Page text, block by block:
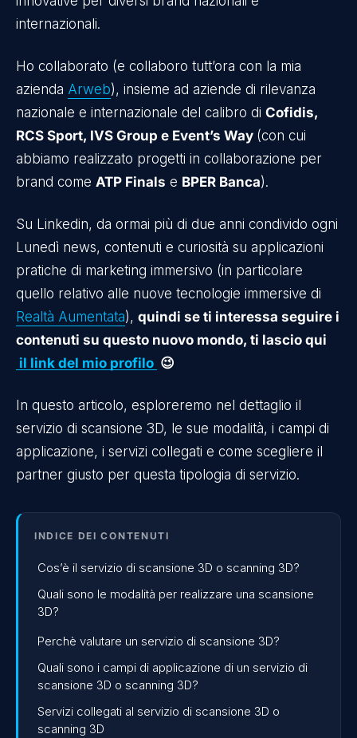
internazionali.
Ho collaborato (e collaboro tutt’ora con la mia
azienda Arweb), insieme ad aziende di rilevanza
nazionale e internazionale del calibro di Cofidis,
RCS Sport, IVS Group e Event’s Way (con cui
abbiamo realizzato progetti in collaborazione per
brand come ATP Finals e BPER Banca).
Su Linkedin, da ormai più di due anni condivido ogni
Lunedì news, contenuti e curiosità su applicazioni
pratiche di marketing immersivo (in particolare
quello relativo alle nuove tecnologie immersive di
Realtà Aumentata), quindi se ti interessa seguire i
contenuti su questo nuovo mondo, ti lascio qui
il link del mio profilo 😉
In questo articolo, esploreremo nel dettaglio il
servizio di scansione 3D, le sue modalità, i campi di
applicazione, i servizi collegati e come scegliere il
partner giusto per questa tipologia di servizio.
INDICE DEI CONTENUTI
Cos’è il servizio di scansione 3D o scanning 3D?
Quali sono le modalità per realizzare una scansione
3D?
Perchè valutare un servizio di scansione 3D?
Quali sono i campi di applicazione di un servizio di
scansione 3D o scanning 3D?
Servizi collegati al servizio di scansione 3D o
scanning 3D